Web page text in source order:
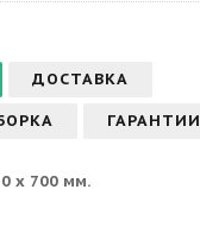
ДОСТАВКА
ГАРАНТИИ
х 700 мм.